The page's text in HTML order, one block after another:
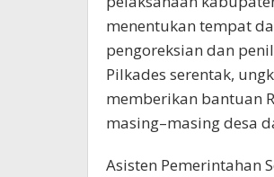
menentukan tempat
pengoreksian dan
Pilkades serentak,
memberikan bantuan
masing–masing desa
Asisten Pemerintahan